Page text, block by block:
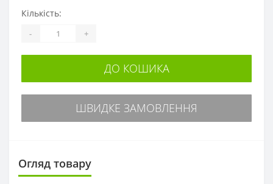
Кількість:
- +
ДО КОШИКА
ШВИДКЕ ЗАМОВЛЕННЯ
Огляд товару